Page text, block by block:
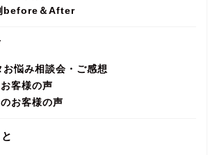
before＆After
お悩み相談会・ご感想
客様の声
お客様の声